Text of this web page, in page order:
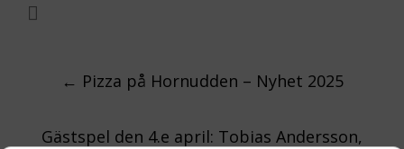
Post
navigation
← Pizza på Hornudden – Nyhet 2025
Gästspel den 4.e april: Tobias Andersson,